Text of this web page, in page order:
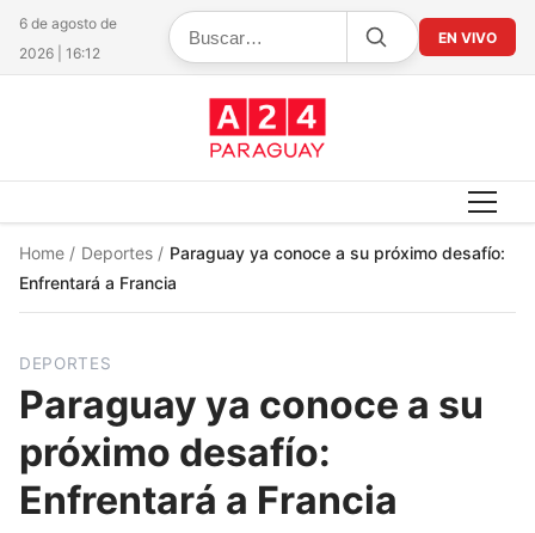
6 de agosto de
2026 | 16:12
EN VIVO
Home / Deportes / Paraguay ya conoce a su próximo desafío:
Enfrentará a Francia
DEPORTES
Paraguay ya conoce a su
próximo desafío:
Enfrentará a Francia